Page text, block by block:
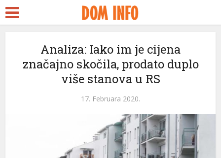
Analiza: Iako im je cijena
značajno skočila, prodato duplo
više stanova u RS
17. Februara 2020.